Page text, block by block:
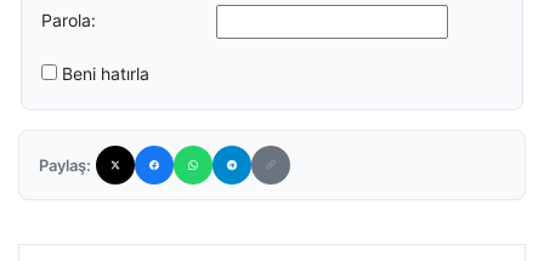
Parola:
Beni hatırla
Paylaş: